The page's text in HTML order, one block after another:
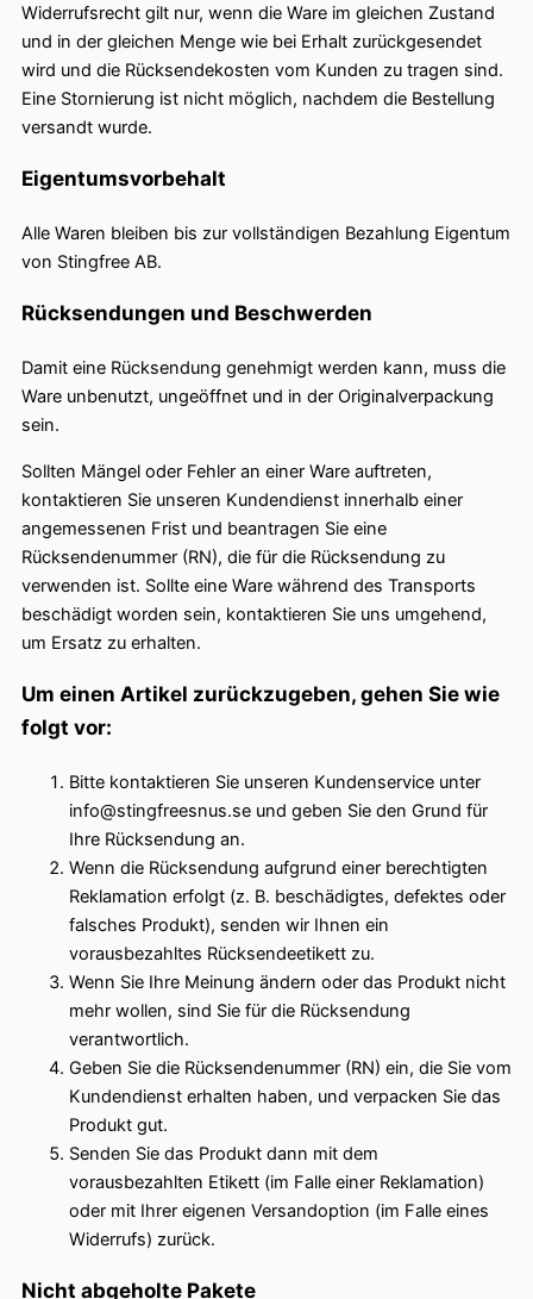
Widerrufsrecht gilt nur, wenn die Ware im gleichen Zustand
und in der gleichen Menge wie bei Erhalt zurückgesendet
wird und die Rücksendekosten vom Kunden zu tragen sind.
Eine Stornierung ist nicht möglich, nachdem die Bestellung
versandt wurde.
Eigentumsvorbehalt
Alle Waren bleiben bis zur vollständigen Bezahlung Eigentum
von Stingfree AB.
Rücksendungen und Beschwerden
Damit eine Rücksendung genehmigt werden kann, muss die
Ware unbenutzt, ungeöffnet und in der Originalverpackung
sein.
Sollten Mängel oder Fehler an einer Ware auftreten,
kontaktieren Sie unseren Kundendienst innerhalb einer
angemessenen Frist und beantragen Sie eine
Rücksendenummer (RN), die für die Rücksendung zu
verwenden ist. Sollte eine Ware während des Transports
beschädigt worden sein, kontaktieren Sie uns umgehend,
um Ersatz zu erhalten.
Um einen Artikel zurückzugeben, gehen Sie wie
folgt vor:
Bitte kontaktieren Sie unseren Kundenservice unter
info@stingfreesnus.se und geben Sie den Grund für
Ihre Rücksendung an.
Wenn die Rücksendung aufgrund einer berechtigten
Reklamation erfolgt (z. B. beschädigtes, defektes oder
falsches Produkt), senden wir Ihnen ein
vorausbezahltes Rücksendeetikett zu.
Wenn Sie Ihre Meinung ändern oder das Produkt nicht
mehr wollen, sind Sie für die Rücksendung
verantwortlich.
Geben Sie die Rücksendenummer (RN) ein, die Sie vom
Kundendienst erhalten haben, und verpacken Sie das
Produkt gut.
Senden Sie das Produkt dann mit dem
vorausbezahlten Etikett (im Falle einer Reklamation)
oder mit Ihrer eigenen Versandoption (im Falle eines
Widerrufs) zurück.
Nicht abgeholte Pakete